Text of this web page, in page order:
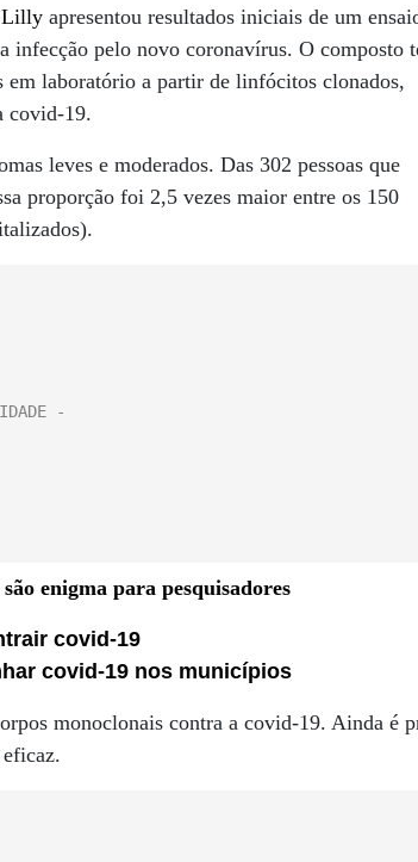
apresentou resultados iniciais de um
infecção pelo novo coronavírus. O composto
laboratório a partir de linfócitos clonados,
covid-19.
leves e moderados. Das 302 pessoas que
proporção foi 2,5 vezes maior entre os 150
enigma para pesquisadores
covid-19
covid-19 nos municípios
monoclonais contra a covid-19. Ainda é